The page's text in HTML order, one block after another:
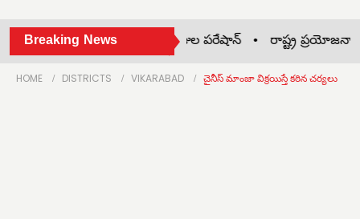
Breaking News
అనలాగ్ పనీర్‌పై బ్యాన్ • ఫీజుల పరేషాన్ • రాష్ట్ర ప్రయోజనాలు
HOME DISTRICTS VIKARABAD చైనీస్ మాంజా విక్రయిస్తే కఠిన చర్యలు